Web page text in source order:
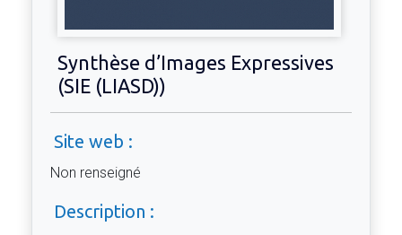
Synthèse d’Images Expressives
(SIE (LIASD))
Site web :
Non renseigné
Description :